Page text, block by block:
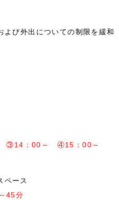
び外出についての制限を緩和
③14：00～ ④15：00～
ペース
45分